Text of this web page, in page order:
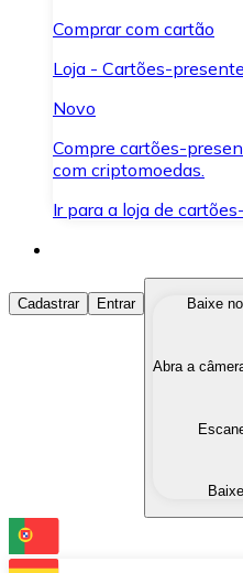
Comprar com cartão
Loja - Cartões-presente
Novo
Compre cartões-
com criptomoedas.
Ir para a loja de
Comprar Criptomoedas
Compre as
Converta suas
Troque uma
Cadastrar Entrar
Baixe
Abra a